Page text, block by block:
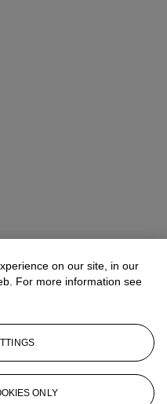
84 32
on our site, in our
For more information see
ONLY